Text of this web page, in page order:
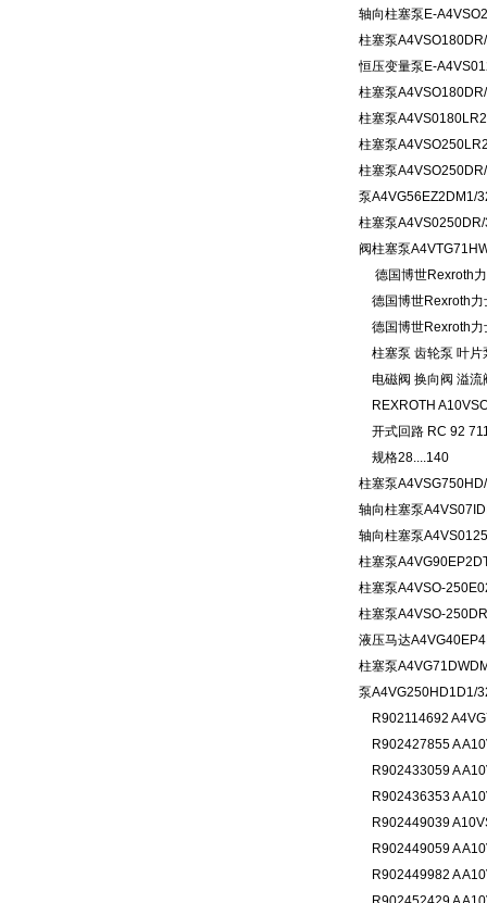
轴向柱塞泵E-
柱塞泵
恒压变量泵E-
柱塞泵
柱塞泵
柱塞泵
柱塞泵
泵A4VG56EZ2DM1/
柱塞泵
阀柱塞泵
德国博世Rexroth
德国博世Rexroth力
德国博世Rexroth力
柱塞泵 齿轮泵 叶片
电磁阀 换向阀 溢
REXROTH
开式回路 RC 92
规格28....140
柱塞泵
轴向柱塞泵
轴向柱塞泵
柱塞泵
柱塞泵A4VSO-
柱塞泵A4VSO-
液压马达
柱塞泵
泵A4VG250HD1D1/
R902114692
R902427855 A
R902433059 A
R902436353 A
R902449039
R902449059 A
R902449982 A